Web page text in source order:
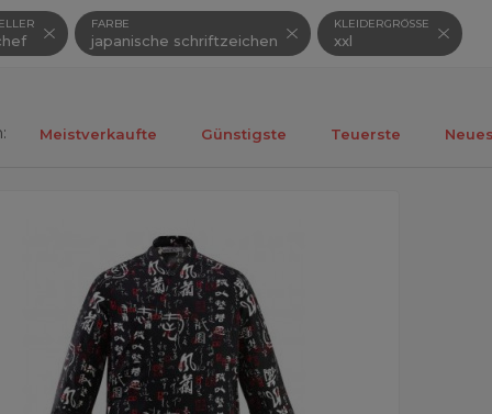
FARBE
japanische schriftzeichen
KLEIDERGRÖSSE
xxl
Meistverkaufte Günstigste Teuerste